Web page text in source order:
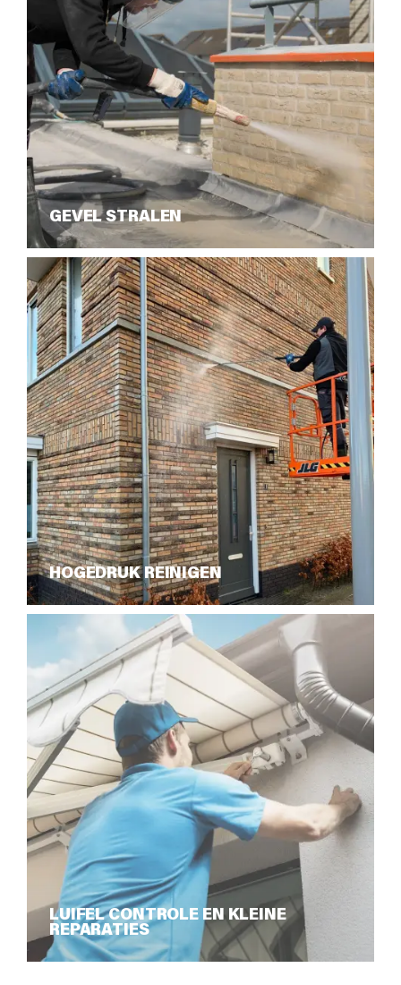
GEVEL STRALEN
HOGEDRUK REINIGEN
LUIFEL CONTROLE EN KLEINE
REPARATIES